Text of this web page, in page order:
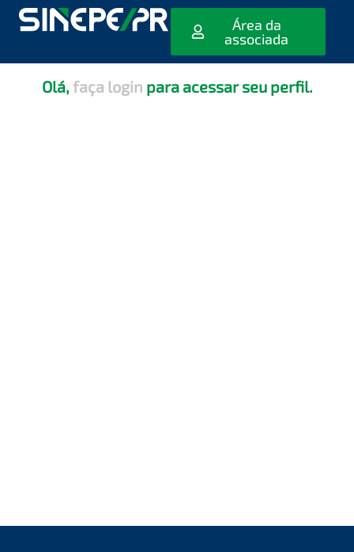
Área da
associada
[editar_escola_usuario]
Olá, faça login para acessar seu perfil.